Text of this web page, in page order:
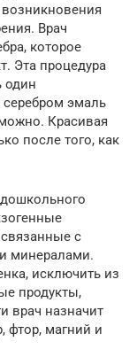
возникновения
Врач
которое
Эта процедура
один
эмаль
Красивая
после того, как
с
минералами.
исключить из
продукты,
врач назначит
фтор, магний и